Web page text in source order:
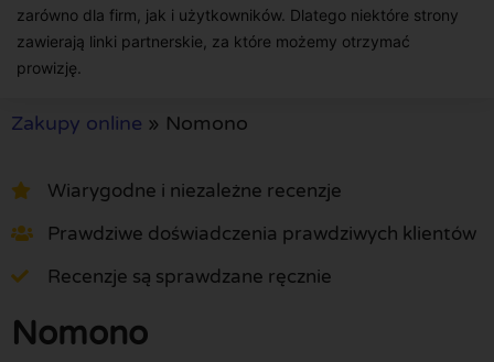
zarówno dla firm, jak i użytkowników. Dlatego niektóre strony
zawierają linki partnerskie, za które możemy otrzymać
prowizję.
Zakupy online » Nomono
Wiarygodne i niezależne recenzje
Prawdziwe doświadczenia prawdziwych klientów
Recenzje są sprawdzane ręcznie
Nomono